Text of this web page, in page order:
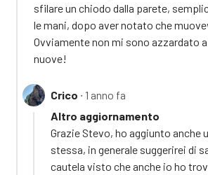
sfilare un chiodo dalla parete,
le mani, dopo aver notato che
Ovviamente non mi sono azzardato
nuove!
Crico ∙ 1 anno fa
Altro aggiornamento
Grazie Stevo, ho aggiunto anche
stessa, in generale suggerirei di
cautela visto che anche io ho